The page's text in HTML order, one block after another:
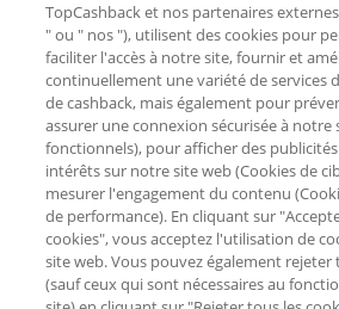
TopCashback et nos partenaires
" ou " nos "), utilisent des cookies pour
faciliter l'accès à notre site, fournir et
continuellement une variété de services
de cashback, mais également pour
assurer une connexion sécurisée à notre
fonctionnels), pour afficher des
intérêts sur notre site web (Cookies de
mesurer l'engagement du contenu
de performance). En cliquant sur
cookies", vous acceptez l'utilisation de
site web. Vous pouvez également rejeter
(sauf ceux qui sont nécessaires au